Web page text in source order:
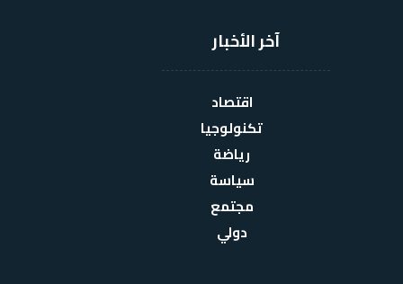
آخر الأخبار
اقتصاد
تكنولوجيا
رياضة
سياسة
مجتمع
دولي